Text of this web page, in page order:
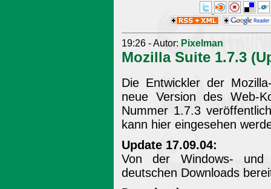
19:26 - Autor: Pixelman
Mozilla Suite 1.7.3
Die Entwickler der
neue Version des Web-
Nummer 1.7.3
kann hier eingesehen
Update 17.09.04:
Von der Windows-
deutschen Downloads